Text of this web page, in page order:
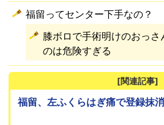
福留ってセンター下手なの？
膝ボロで手術明けのおっさ
のは危険すぎる
[関連記事]
福留、左ふくらはぎ痛で登録抹消